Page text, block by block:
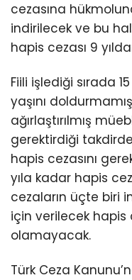
cezasına
indirilecek ve bu
hapis cezası 9
Fiili işlediği sırada
yaşını
ağırlaştırılmış
gerektirdiği
hapis cezasını
yıla kadar hapis
cezaların üçte biri
için verilecek hapis
olamayacak.
Türk Ceza